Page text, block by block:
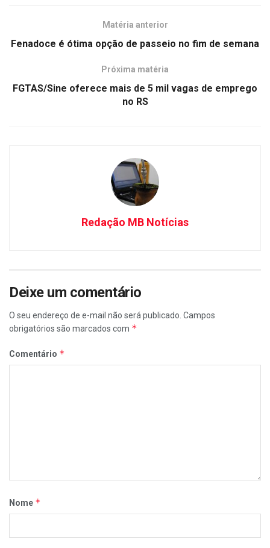
Matéria anterior
Fenadoce é ótima opção de passeio no fim de semana
Próxima matéria
FGTAS/Sine oferece mais de 5 mil vagas de emprego
no RS
Redação MB Notícias
Deixe um comentário
O seu endereço de e-mail não será publicado. Campos
obrigatórios são marcados com *
Comentário *
Nome *